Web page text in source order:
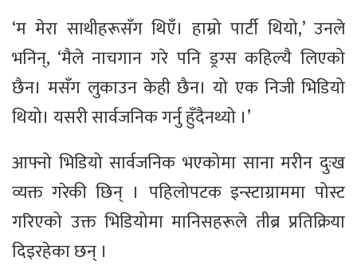
‘म मेरा साथीहरूसँग थिएँ। हाम्रो पार्टी थियो,’ उनले
भनिन्, ‘मैले नाचगान गरे पनि ड्रग्स कहिल्यै लिएको
छैन। मसँग लुकाउन केही छैन। यो एक निजी भिडियो
थियो। यसरी सार्वजनिक गर्नु हुँदैनथ्यो ।’
आफ्नो भिडियो सार्वजनिक भएकोमा साना मरीन दुःख
व्यक्त गरेकी छिन् । पहिलोपटक इन्स्टाग्राममा पोस्ट
गरिएको उक्त भिडियोमा मानिसहरूले तीब्र प्रतिक्रिया
दिइरहेका छन् ।